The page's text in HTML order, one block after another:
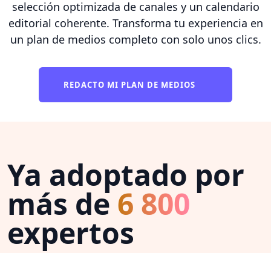
selección optimizada de canales y un calendario
editorial coherente. Transforma tu experiencia en
un plan de medios completo con solo unos clics.
REDACTO MI PLAN DE MEDIOS
Ya adoptado por
más de 6 800
expertos